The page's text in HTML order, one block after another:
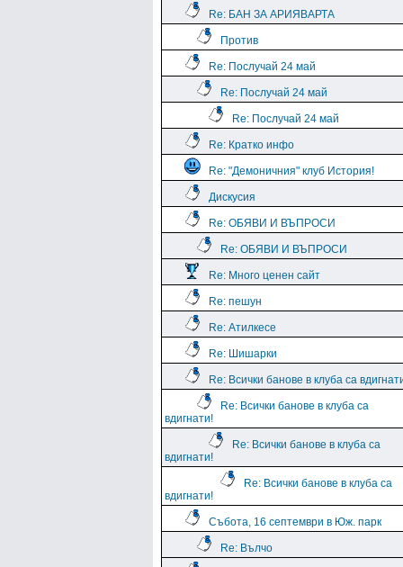
Re: БАН ЗА АРИЯВАРТА
Против
Re: Послучай 24 май
Re: Послучай 24 май
Re: Послучай 24 май
Re: Кратко инфо
Re: "Демоничния" клуб История!
Дискусия
Re: ОБЯВИ И ВЪПРОСИ
Re: ОБЯВИ И ВЪПРОСИ
Re: Много ценен сайт
Re: пешун
Re: Атилкесе
Re: Шишарки
Re: Всички банове в клуба са
Re: Всички банове в клуба са
вдигнати!
Re: Всички банове в клуба са
вдигнати!
Re: Всички банове в клуба са
вдигнати!
Събота, 16 септември в Юж. парк
Re: Вълчо